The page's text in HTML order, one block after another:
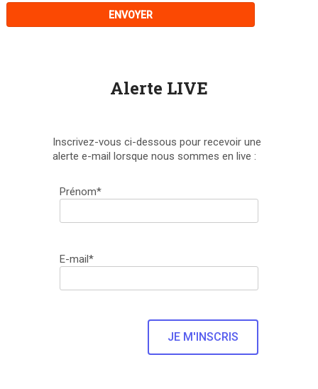
Alerte LIVE
Inscrivez-vous ci-dessous pour recevoir une
alerte e-mail lorsque nous sommes en live :
Prénom*
E-mail*